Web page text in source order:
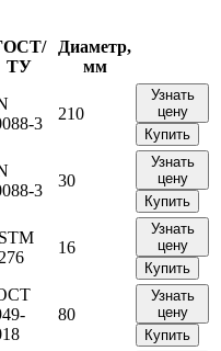
ТУ
Диаметр,
мм
3
210
Узнать
цену
Купить
3
30
Узнать
цену
Купить
16
Узнать
цену
Купить
80
Узнать
цену
Купить